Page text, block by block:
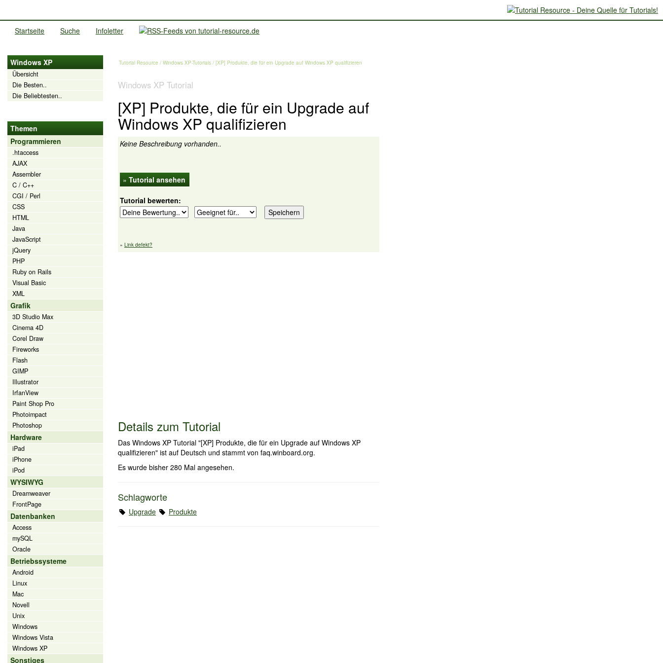
Startseite Suche Infoletter
Windows XP
Übersicht
Die Besten..
Die Beliebtesten..
Themen
Programmieren
.htaccess
AJAX
Assembler
C / C++
CGI / Perl
CSS
HTML
Java
JavaScript
jQuery
PHP
Ruby on Rails
Visual Basic
XML
Grafik
3D Studio Max
Cinema 4D
Corel Draw
Fireworks
Flash
GIMP
Illustrator
IrfanView
Paint Shop Pro
Photoimpact
Photoshop
Hardware
iPad
iPhone
iPod
WYSIWYG
Dreamweaver
FrontPage
Datenbanken
Access
mySQL
Oracle
Betriebssysteme
Android
Linux
Mac
Novell
Unix
Windows
Windows Vista
Windows XP
Sonstiges
Tutorial Resource / Windows XP-Tutorials / [XP] Produkte, die für ein Upgrade auf Windows XP qualifizieren
Windows XP Tutorial
[XP] Produkte, die für ein Upgrade auf
Windows XP qualifizieren
Keine Beschreibung vorhanden..
» Tutorial ansehen
Tutorial bewerten:
» Link defekt?
Details zum Tutorial
Das Windows XP Tutorial "[XP] Produkte, die für ein Upgrade auf Windows XP
qualifizieren" ist auf Deutsch und stammt von faq.winboard.org.
Es wurde bisher 280 Mal angesehen.
Schlagworte
Upgrade Produkte